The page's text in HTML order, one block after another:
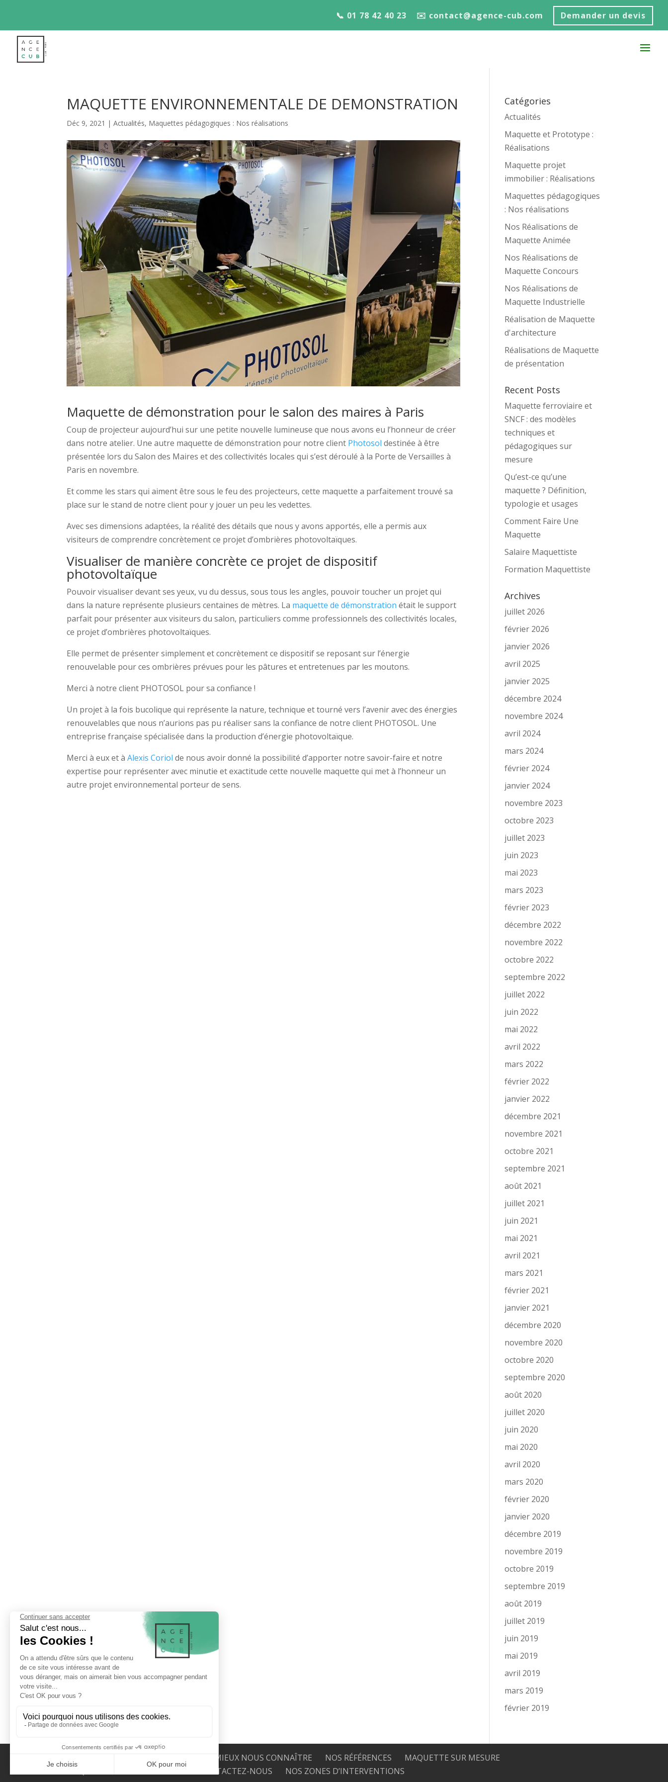
📞 01 78 42 40 23 ✉️ contact@agence-cub.com Demander un devis
MAQUETTE ENVIRONNEMENTALE DE DEMONSTRATION
Déc 9, 2021 |Actualités, Maquettes pédagogiques : Nos réalisations
Maquette de démonstration pour le salon des maires à Paris
Coup de projecteur aujourd’hui sur une petite nouvelle lumineuse que nous avons eu l’honneur de créer
dans notre atelier. Une autre maquette de démonstration pour notre client Photosol destinée à être
présentée lors du Salon des Maires et des collectivités locales qui s’est déroulé à la Porte de Versailles à
Paris en novembre.
Et comme les stars qui aiment être sous le feu des projecteurs, cette maquette a parfaitement trouvé sa
place sur le stand de notre client pour y jouer un peu les vedettes.
Avec ses dimensions adaptées, la réalité des détails que nous y avons apportés, elle a permis aux
visiteurs de comprendre concrètement ce projet d’ombrières photovoltaïques.
Visualiser de manière concrète ce projet de dispositif
photovoltaïque
Pouvoir visualiser devant ses yeux, vu du dessus, sous tous les angles, pouvoir toucher un projet qui
dans la nature représente plusieurs centaines de mètres. La maquette de démonstration était le support
parfait pour présenter aux visiteurs du salon, particuliers comme professionnels des collectivités locales,
ce projet d’ombrières photovoltaïques.
Elle permet de présenter simplement et concrètement ce dispositif se reposant sur l’énergie
renouvelable pour ces ombrières prévues pour les pâtures et entretenues par les moutons.
Merci à notre client PHOTOSOL pour sa confiance !
Un projet à la fois bucolique qui représente la nature, technique et tourné vers l’avenir avec des énergies
renouvelables que nous n’aurions pas pu réaliser sans la confiance de notre client PHOTOSOL. Une
entreprise française spécialisée dans la production d’énergie photovoltaïque.
Merci à eux et àAlexis Coriol de nous avoir donné la possibilité d’apporter notre savoir-faire et notre
expertise pour représenter avec minutie et exactitude cette nouvelle maquette qui met à l’honneur un
autre projet environnemental porteur de sens.
Catégories
Actualités
Maquette et Prototype :
Réalisations
Maquette projet
immobilier : Réalisations
Maquettes pédagogiques
: Nos réalisations
Nos Réalisations de
Maquette Animée
Nos Réalisations de
Maquette Concours
Nos Réalisations de
Maquette Industrielle
Réalisation de Maquette
d'architecture
Réalisations de Maquette
de présentation
Recent Posts
Maquette ferroviaire et
SNCF : des modèles
techniques et
pédagogiques sur
mesure
Qu’est-ce qu’une
maquette ? Définition,
typologie et usages
Comment Faire Une
Maquette
Salaire Maquettiste
Formation Maquettiste
Archives
juillet 2026
février 2026
janvier 2026
avril 2025
janvier 2025
décembre 2024
novembre 2024
avril 2024
mars 2024
février 2024
janvier 2024
novembre 2023
octobre 2023
juillet 2023
juin 2023
mai 2023
mars 2023
février 2023
décembre 2022
novembre 2022
octobre 2022
septembre 2022
juillet 2022
juin 2022
mai 2022
avril 2022
mars 2022
février 2022
janvier 2022
décembre 2021
novembre 2021
octobre 2021
septembre 2021
août 2021
juillet 2021
juin 2021
mai 2021
avril 2021
mars 2021
février 2021
janvier 2021
décembre 2020
novembre 2020
octobre 2020
septembre 2020
août 2020
juillet 2020
juin 2020
mai 2020
avril 2020
mars 2020
février 2020
janvier 2020
décembre 2019
novembre 2019
octobre 2019
septembre 2019
août 2019
juillet 2019
juin 2019
mai 2019
avril 2019
mars 2019
février 2019
MIEUX NOUS CONNAÎTRE NOS RÉFÉRENCES
MAQUETTE SUR MESURE
MAQUETTE DE PRÉSENTATION
CONTACTEZ-NOUS NOS ZONES D’INTERVENTIONS